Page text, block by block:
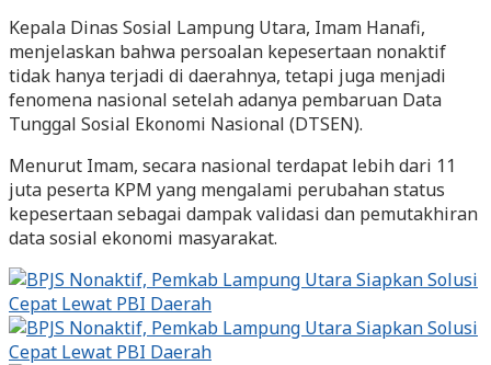
Kepala Dinas Sosial Lampung Utara, Imam Hanafi,
menjelaskan bahwa persoalan kepesertaan nonaktif
tidak hanya terjadi di daerahnya, tetapi juga menjadi
fenomena nasional setelah adanya pembaruan Data
Tunggal Sosial Ekonomi Nasional (DTSEN).
Menurut Imam, secara nasional terdapat lebih dari 11
juta peserta KPM yang mengalami perubahan status
kepesertaan sebagai dampak validasi dan pemutakhiran
data sosial ekonomi masyarakat.